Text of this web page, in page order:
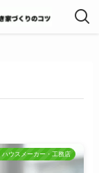
ハウスメーカー・工務店